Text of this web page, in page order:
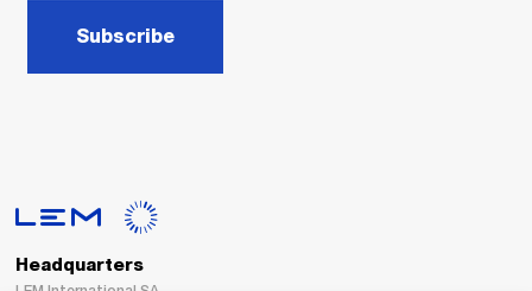
Subscribe
Headquarters